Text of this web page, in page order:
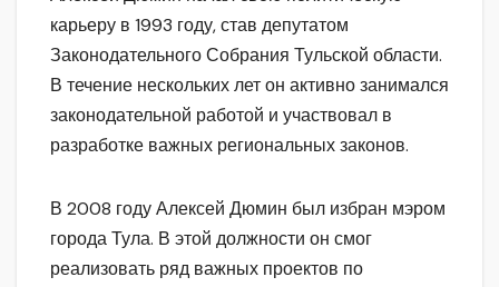
карьеру в 1993 году, став депутатом
Законодательного Собрания Тульской области.
В течение нескольких лет он активно занимался
законодательной работой и участвовал в
разработке важных региональных законов.
В 2008 году Алексей Дюмин был избран мэром
города Тула. В этой должности он смог
реализовать ряд важных проектов по